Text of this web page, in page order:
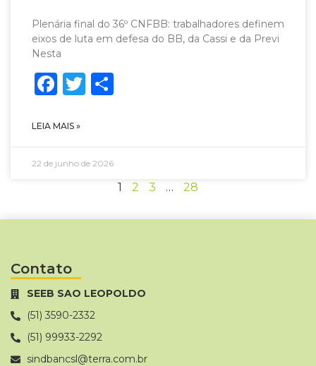
Plenária final do 36º CNFBB: trabalhadores definem
eixos de luta em defesa do BB, da Cassi e da Previ
Nesta
Facebook
Twitter
LEIA MAIS »
22 de junho de 2026
1 2 3 … 28
Contato
SEEB SAO LEOPOLDO
(51) 3590-2332
(51) 99933-2292
sindbancsl@terra.com.br